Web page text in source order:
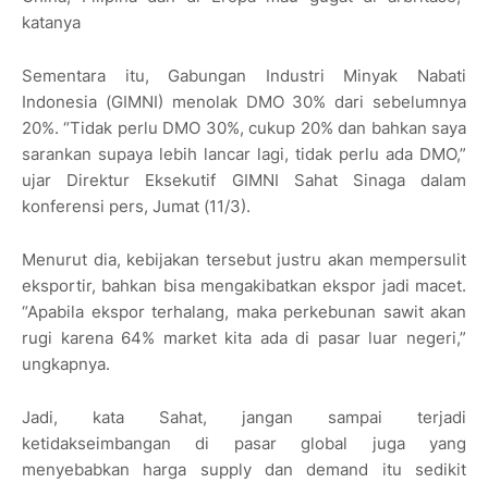
katanya
Sementara itu, Gabungan Industri Minyak Nabati
Indonesia (GIMNI) menolak DMO 30% dari sebelumnya
20%. “Tidak perlu DMO 30%, cukup 20% dan bahkan saya
sarankan supaya lebih lancar lagi, tidak perlu ada DMO,”
ujar Direktur Eksekutif GIMNI Sahat Sinaga dalam
konferensi pers, Jumat (11/3).
Menurut dia, kebijakan tersebut justru akan mempersulit
eksportir, bahkan bisa mengakibatkan ekspor jadi macet.
“Apabila ekspor terhalang, maka perkebunan sawit akan
rugi karena 64% market kita ada di pasar luar negeri,”
ungkapnya.
Jadi, kata Sahat, jangan sampai terjadi
ketidakseimbangan di pasar global juga yang
menyebabkan harga supply dan demand itu sedikit